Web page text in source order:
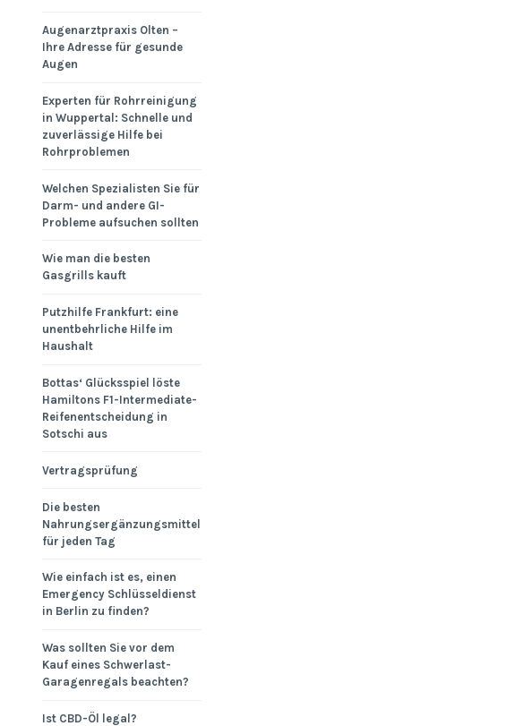
Augenarztpraxis Olten –
Ihre Adresse für gesunde
Augen
Experten für Rohrreinigung
in Wuppertal: Schnelle und
zuverlässige Hilfe bei
Rohrproblemen
Welchen Spezialisten Sie für
Darm- und andere GI-
Probleme aufsuchen sollten
Wie man die besten
Gasgrills kauft
Putzhilfe Frankfurt: eine
unentbehrliche Hilfe im
Haushalt
Bottas‘ Glücksspiel löste
Hamiltons F1-Intermediate-
Reifenentscheidung in
Sotschi aus
Vertragsprüfung
Die besten
Nahrungsergänzungsmittel
für jeden Tag
Wie einfach ist es, einen
Emergency Schlüsseldienst
in Berlin zu finden?
Was sollten Sie vor dem
Kauf eines Schwerlast-
Garagenregals beachten?
Ist CBD-Öl legal?